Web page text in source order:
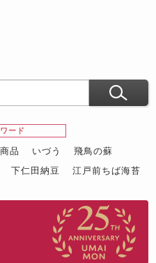
ード
品 いづう
飛鳥の蘇
下仁田納豆
江戸前ちば海苔